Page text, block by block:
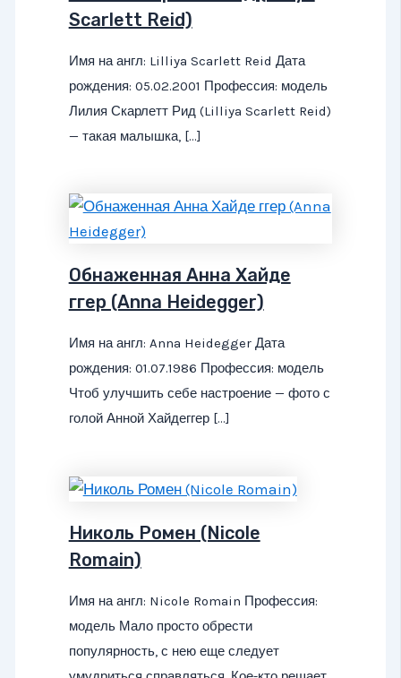
Scarlett Reid)
Имя на англ: Lilliya Scarlett Reid Дата
рождения: 05.02.2001 Профессия: модель
Лилия Скарлетт Рид (Lilliya Scarlett Reid)
— такая малышка, […]
Обнаженная Анна Хайде
ггер (Anna Heidegger)
Имя на англ: Anna Heidegger Дата
рождения: 01.07.1986 Профессия: модель
Чтоб улучшить себе настроение — фото с
голой Анной Хайдеггер […]
Николь Ромен (Nicole
Romain)
Имя на англ: Nicole Romain Профессия:
модель Мало просто обрести
популярность, с нею еще следует